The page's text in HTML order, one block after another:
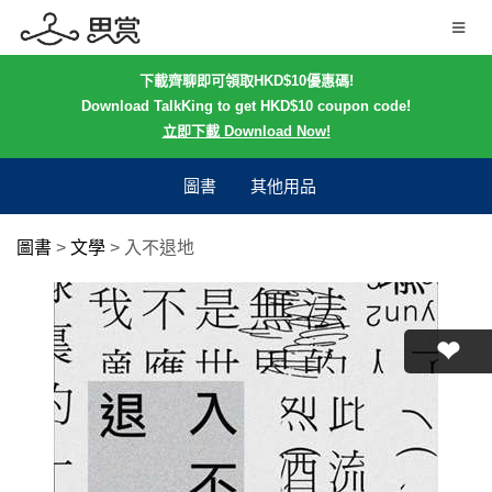
下載齊聊即可領取HKD$10優惠碼!
Download TalkKing to get HKD$10 coupon code!
立即下載 Download Now!
圖書 其他用品
圖書 > 文學 > 入不退地